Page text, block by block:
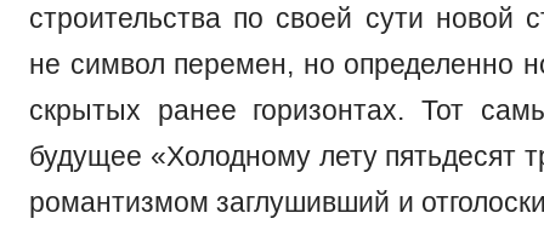
строительства по своей сути новой
не символ перемен, но определенно
скрытых ранее горизонтах. Тот
будущее «Холодному лету пятьдесят
романтизмом заглушивший и